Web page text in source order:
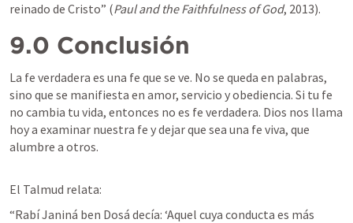
reinado de Cristo” (Paul and the Faithfulness of God, 2013).
9.0 Conclusión
La fe verdadera es una fe que se ve. No se queda en palabras,
sino que se manifiesta en amor, servicio y obediencia. Si tu fe
no cambia tu vida, entonces no es fe verdadera. Dios nos llama
hoy a examinar nuestra fe y dejar que sea una fe viva, que
alumbre a otros.
El Talmud relata:
“Rabí Janiná ben Dosá decía: ‘Aquel cuya conducta es más